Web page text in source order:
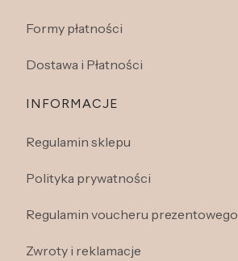
Formy płatności
Dostawa i Płatności
INFORMACJE
Regulamin sklepu
Polityka prywatności
Regulamin voucheru prezentowego
Zwroty i reklamacje